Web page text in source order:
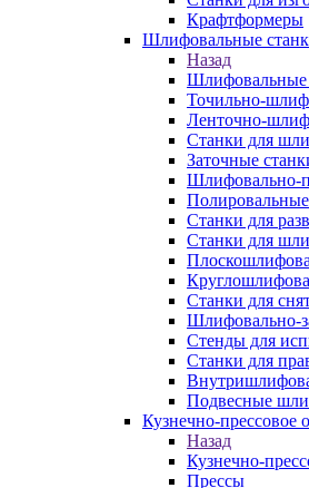
Крафтформеры
Шлифовальные
Назад
Шлифовальные
Точильно-
Ленточно-
Станки для
Заточные
Шлифовально-
Станки для
Станки для
Станки для
Шлифовально-
Стенды для
Станки для
Подвесные
Кузнечно-прессовое
Назад
Кузнечно-
Прессы